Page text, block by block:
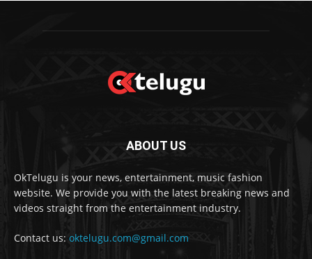
ABOUT US
OkTelugu is your news, entertainment, music fashion
website. We provide you with the latest breaking news and
videos straight from the entertainment industry.
Contact us: oktelugu.com@gmail.com